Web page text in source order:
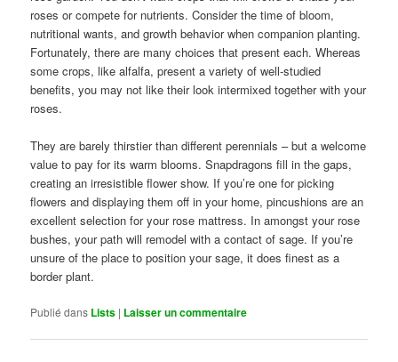
roses or compete for nutrients. Consider the time of bloom,
nutritional wants, and growth behavior when companion planting.
Fortunately, there are many choices that present each. Whereas
some crops, like alfalfa, present a variety of well-studied
benefits, you may not like their look intermixed together with your
roses.
They are barely thirstier than different perennials – but a welcome
value to pay for its warm blooms. Snapdragons fill in the gaps,
creating an irresistible flower show. If you’re one for picking
flowers and displaying them off in your home, pincushions are an
excellent selection for your rose mattress. In amongst your rose
bushes, your path will remodel with a contact of sage. If you’re
unsure of the place to position your sage, it does finest as a
border plant.
Publié dans Lists | Laisser un commentaire